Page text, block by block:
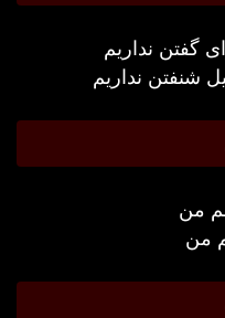
نداریم
شنفتن نداریم
من